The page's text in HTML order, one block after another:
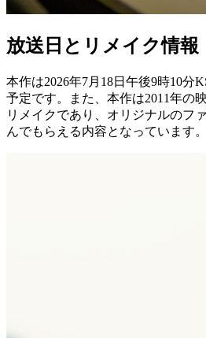
放送日とリメイク情報
本作は2026年7月18日午後9時10分
予定です。また、本作は2011年の
リメイクであり、オリジナルのフ
んでもらえる内容となっています。